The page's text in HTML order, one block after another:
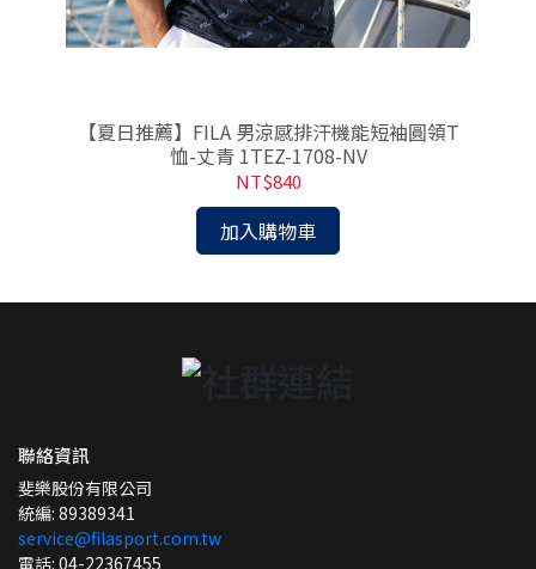
【夏日推薦】FILA 男涼感排汗機能短袖圓領T
恤-丈青 1TEZ-1708-NV
NT$840
加入購物車
聯絡資訊
斐樂股份有限公司
統編: 89389341
service@filasport.com.tw
電話: 04-22367455